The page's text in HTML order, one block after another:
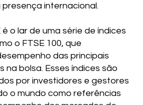
presença internacional.
é o lar de uma série de índices
o FTSE 100, que
das principais
na bolsa. Esses índices são
por investidores e gestores
o mundo como referências